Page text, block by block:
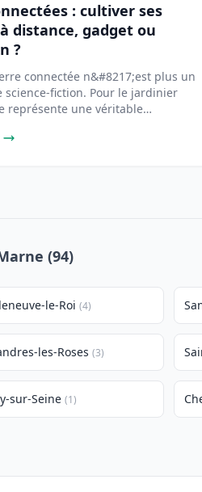
: cultiver ses
distance, gadget ou
?
connectée n&#8217;est plus un
science-fiction. Pour le jardinier
représente une véritable
(94)
le-Roi (4)
les-Roses (3)
sur-Seine (1)